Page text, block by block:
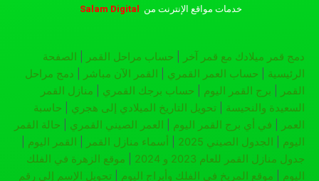
خدمات مواقع الإنترنت من Salam Digital
دمج قمر ميلادك مع قمر آخر حساب مراحل القمر
الصفحة
الرئيسية
حساب العمر القمري القمر الآن مباشر
دمج مراحل
القمر
برج القمر اليوم حساب برجك القمري
منازل القمر
السعيدة والنحيسة
تحويل التاريخ الميلادي إلى هجري
حاسبة
العمر
في أي برج القمر اليوم العمر الصيني القمري
حالة القمر
اليوم
الجدول الصيني 2025 أسماء منازل القمر القمر اليوم
جدول منازل القمر للعام 2023 و 2024
موقع الزهرة في الفلك
اليوم
موقع المريخ في الفلك وأبراج اليوم تحويل الإسم إلى رقم